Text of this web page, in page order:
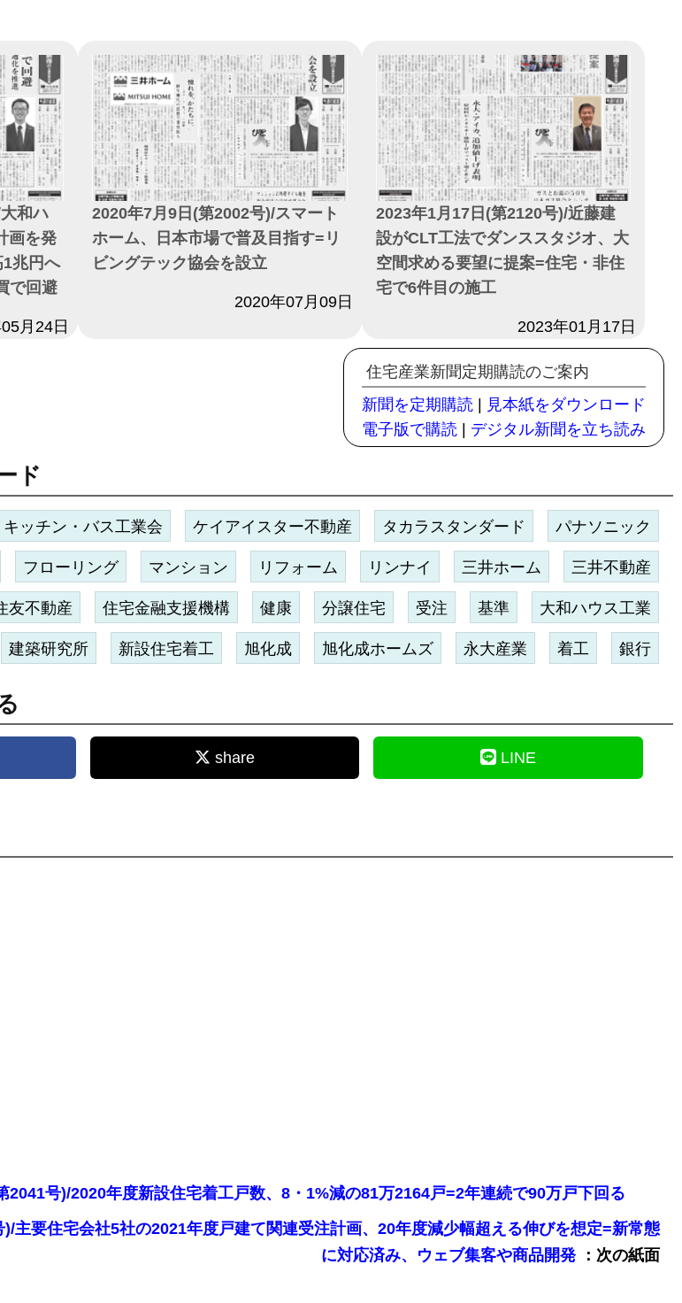
和ハ
画を発
兆円へ
で回避
月24日
2020年7月9日(第2002号)/スマート
ホーム、日本市場で普及目指す=リ
ビングテック協会を設立
2020年07月09日
2023年1月17日(第2120号)/近藤建
設がCLT工法でダンススタジオ、大
空間求める要望に提案=住宅・非住
宅で6件目の施工
2023年01月17日
住宅産業新聞定期購読のご案内
新聞を定期購読
見本紙をダウンロード
電子版で購読
デジタル新聞を立ち読み
ド
キッチン・バス工業会 ケイアイスター不動産 タカラスタンダード パナソニック
フローリング マンション リフォーム リンナイ 三井ホーム 三井不動産
友不動産 住宅金融支援機構 健康 分譲住宅 受注 基準 大和ハウス工業
建築研究所 新設住宅着工 旭化成 旭化成ホームズ 永大産業 着工 銀行
share LINE
2041号)/2020年度新設住宅着工戸数、8・1%減の81万2164戸=2年連続で90万戸下回る
主要住宅会社5社の2021年度戸建て関連受注計画、20年度減少幅超える伸びを想定=新常態
に対応済み、ウェブ集客や商品開発：次の紙面